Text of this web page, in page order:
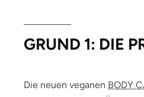
GRUND 1: DIE
Die neuen veganen BODY